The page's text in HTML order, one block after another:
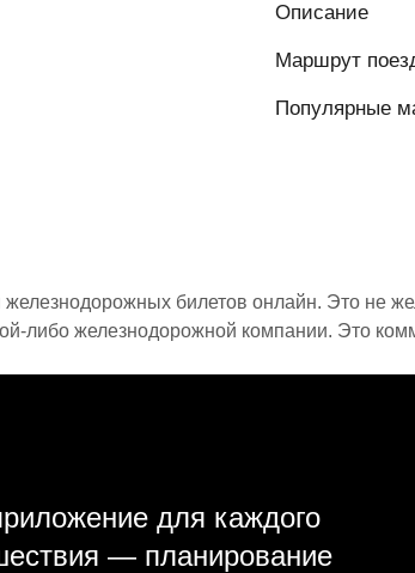
Описание
Маршрут
Популярные
билетов онлайн. Это не
либо железнодорожной компании. Это
для каждого
— планирование